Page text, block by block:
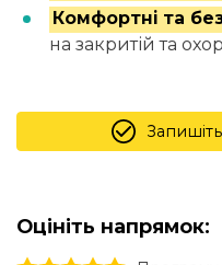
Комфортні та
на закритій та
Оцініть напрямок: